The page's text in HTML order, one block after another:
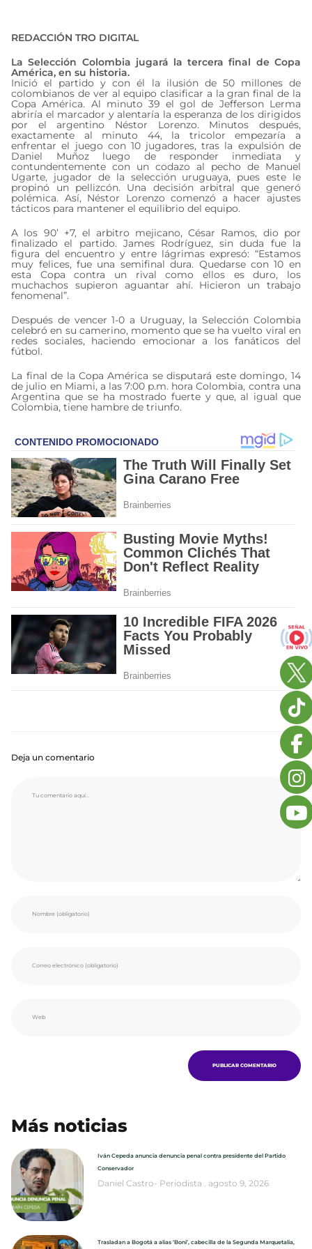
REDACCIÓN TRO DIGITAL
La Selección Colombia jugará la tercera final de Copa
América, en su historia.
Inició el partido y con él la ilusión de 50 millones de
colombianos de ver al equipo clasificar a la gran final de la
Copa América. Al minuto 39 el gol de Jefferson Lerma
abriría el marcador y alentaría la esperanza de los dirigidos
por el argentino Néstor Lorenzo. Minutos después,
exactamente al minuto 44, la tricolor empezaría a
enfrentar el juego con 10 jugadores, tras la expulsión de
Daniel Muñoz luego de responder inmediata y
contundentemente con un codazo al pecho de Manuel
Ugarte, jugador de la selección uruguaya, pues este le
propinó un pellizcón. Una decisión arbitral que generó
polémica. Así, Néstor Lorenzo comenzó a hacer ajustes
tácticos para mantener el equilibrio del equipo.
A los 90’ +7, el arbitro mejicano, César Ramos, dio por
finalizado el partido. James Rodríguez, sin duda fue la
figura del encuentro y entre lágrimas expresó: “Estamos
muy felices, fue una semifinal dura. Quedarse con 10 en
esta Copa contra un rival como ellos es duro, los
muchachos supieron aguantar ahí. Hicieron un trabajo
fenomenal”.
Después de vencer 1-0 a Uruguay, la Selección Colombia
celebró en su camerino, momento que se ha vuelto viral en
redes sociales, haciendo emocionar a los fanáticos del
fútbol.
La final de la Copa América se disputará este domingo, 14
de julio en Miami, a las 7:00 p.m. hora Colombia, contra una
Argentina que se ha mostrado fuerte y que, al igual que
Colombia, tiene hambre de triunfo.
Deja un comentario
Más noticias
Iván Cepeda anuncia denuncia penal contra presidente del Partido
Conservador
Daniel Castro- Periodista agosto 9, 2026
Trasladan a Bogotá a alias ‘Boni’, cabecilla de la Segunda Marquetalia,